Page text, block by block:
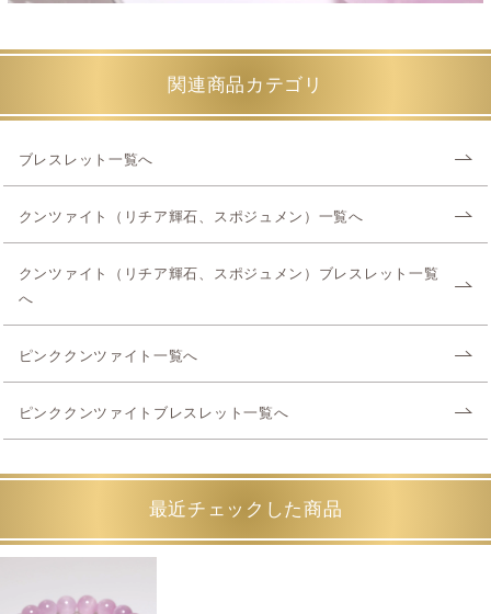
関連商品カテゴリ
ブレスレット一覧へ
クンツァイト（リチア輝石、スポジュメン）一覧へ
クンツァイト（リチア輝石、スポジュメン）ブレスレット一覧
へ
ピンククンツァイト一覧へ
ピンククンツァイトブレスレット一覧へ
最近チェックした商品